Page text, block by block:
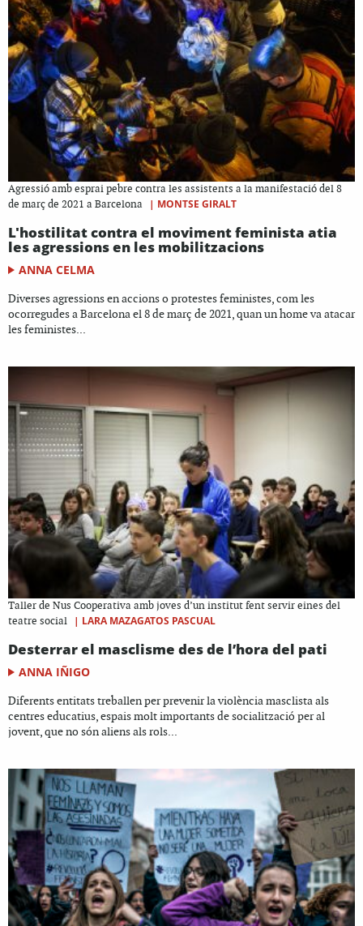
Agressió amb esprai pebre contra les assistents a la manifestació del 8
de març de 2021 a Barcelona
| MONTSE GIRALT
L'hostilitat contra el moviment feminista atia
les agressions en les mobilitzacions
ANNA CELMA
Diverses agressions en accions o protestes feministes, com les
ocorregudes a Barcelona el 8 de març de 2021, quan un home va atacar
les feministes...
Taller de Nus Cooperativa amb joves d’un institut fent servir eines del
teatre social
| LARA MAZAGATOS PASCUAL
Desterrar el masclisme des de l’hora del pati
ANNA IÑIGO
Diferents entitats treballen per prevenir la violència masclista als
centres educatius, espais molt importants de socialització per al
jovent, que no són aliens als rols...